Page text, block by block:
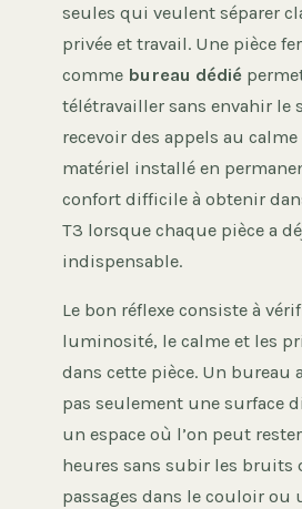
seules qui veulent séparer
privée et travail. Une pièce
comme bureau dédié
télétravailler sans envahir le
recevoir des appels au
matériel installé en
confort difficile à obtenir
T3 lorsque chaque pièce a
indispensable.
Le bon réflexe consiste à
luminosité, le calme et les
dans cette pièce. Un bureau
pas seulement une surface
un espace où l’on peut
heures sans subir les bruits
passages dans le couloir ou